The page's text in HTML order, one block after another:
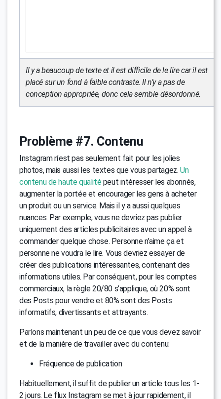
Il y a beaucoup de texte et il est difficile de le lire car il est
placé sur un fond à faible contraste. Il n’y a pas de
conception appropriée, donc cela semble désordonné.
Problème #7. Contenu
Instagram n’est pas seulement fait pour les jolies
photos, mais aussi les textes que vous partagez. Un
contenu de haute qualitépeut intéresser les abonnés,
augmenter la portée et encourager les gens à acheter
un produit ou un service. Mais il y a aussi quelques
nuances. Par exemple, vous ne devriez pas publier
uniquement des articles publicitaires avec un appel à
commander quelque chose. Personne n’aime ça et
personne ne voudra le lire. Vous devriez essayer de
créer des publications intéressantes, contenant des
informations utiles. Par conséquent, pour les comptes
commerciaux, la règle 20/80 s’applique, où 20% sont
des Posts pour vendre et 80% sont des Posts
informatifs, divertissants et attrayants.
Parlons maintenant un peu de ce que vous devez savoir
et de la manière de travailler avec du contenu:
Fréquence de publication
Habituellement, il suffit de publier un article tous les 1-
2 jours. Le flux Instagram se met à jour rapidement, il